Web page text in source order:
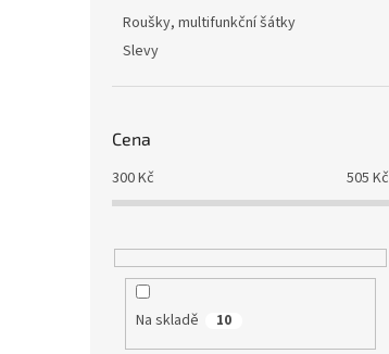
Roušky, multifunkční šátky
Slevy
Cena
300Kč 505 Kč
Na skladě 10